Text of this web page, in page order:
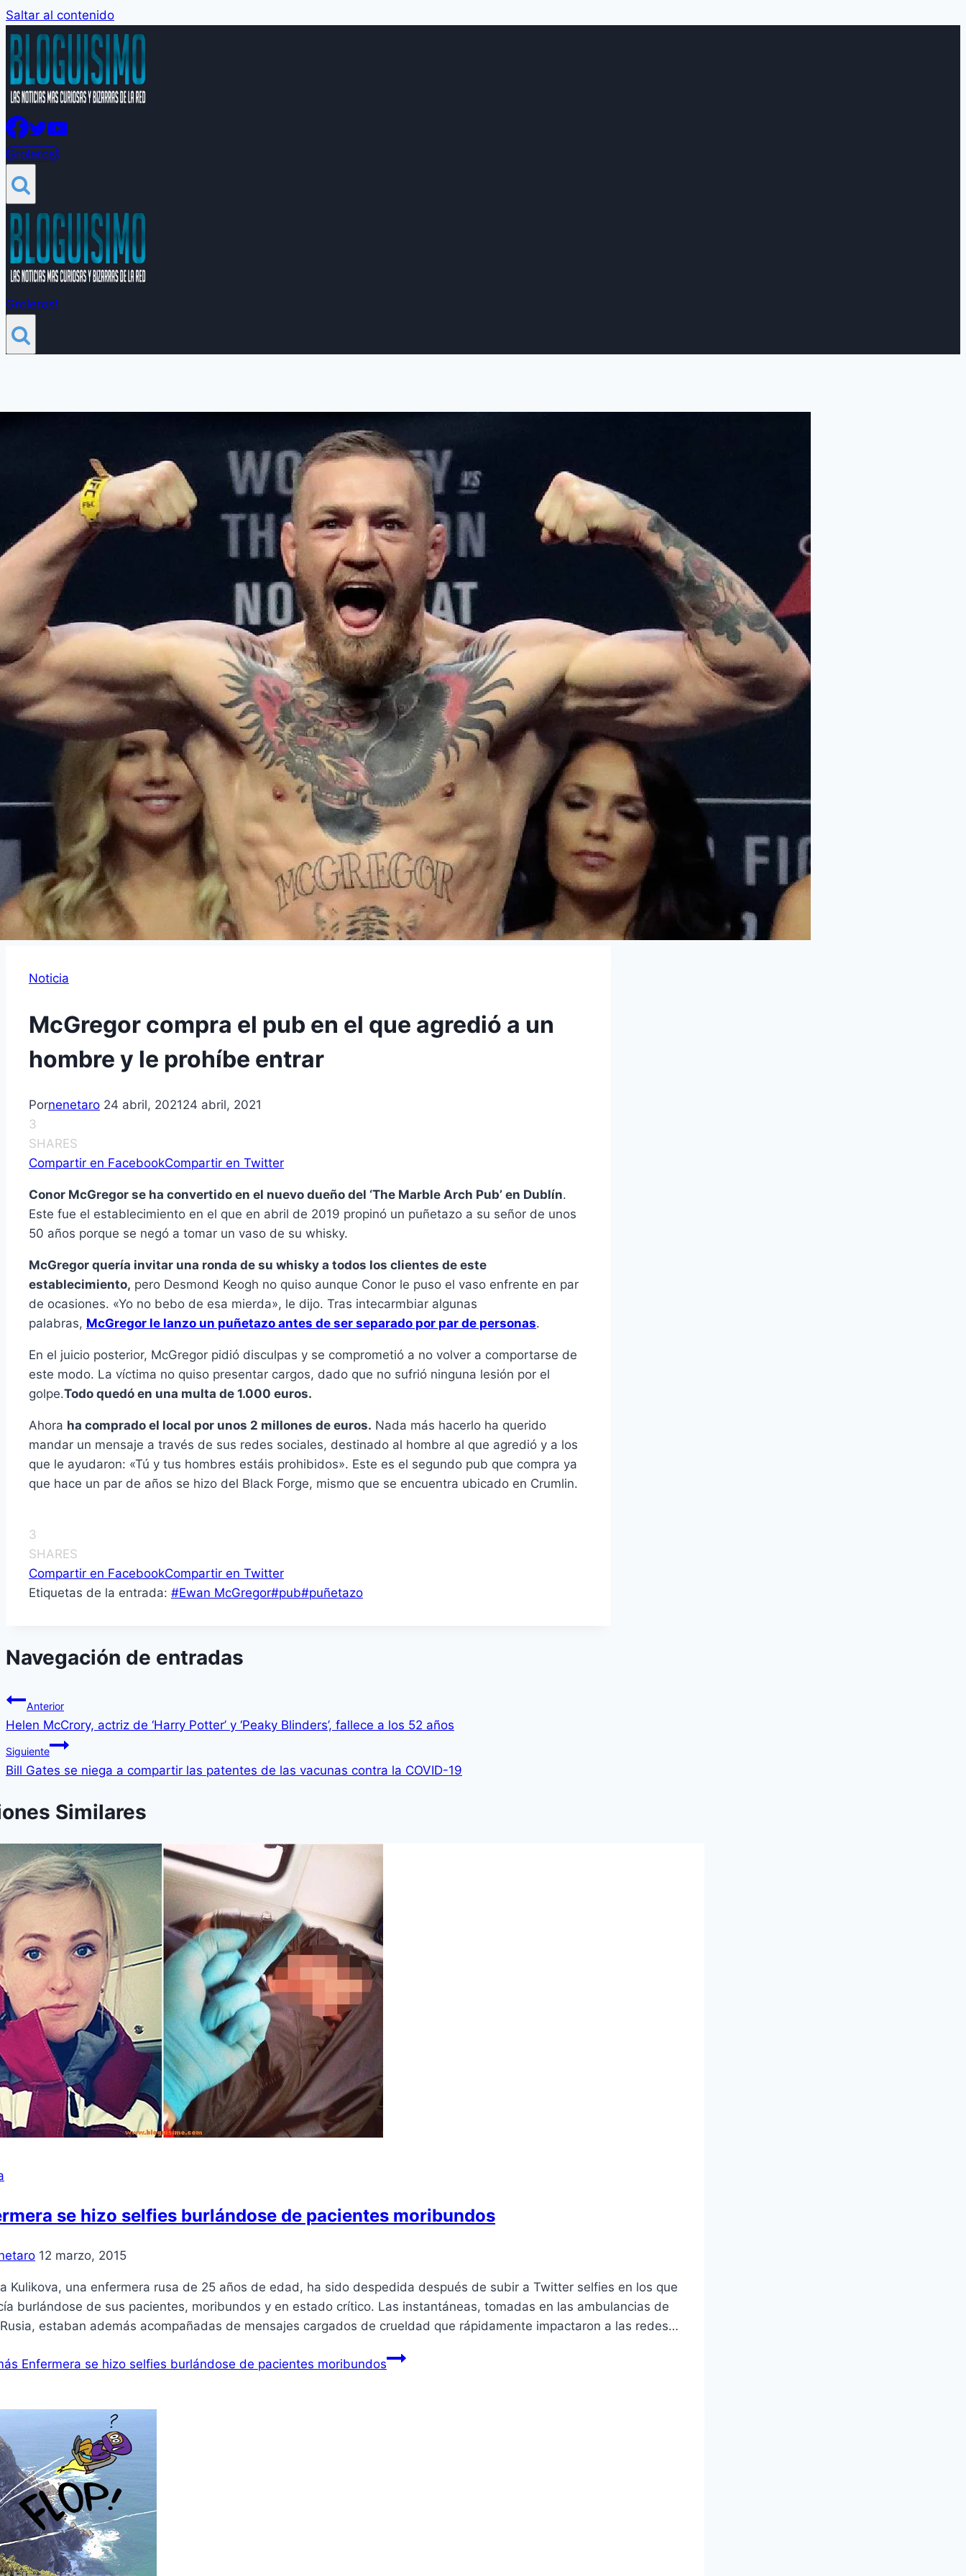
Saltar al contenido
Groleros!
Groleros!
Noticia
McGregor compra el pub en el que agredió a un
hombre y le prohíbe entrar
Pornenetaro 24 abril, 202124 abril, 2021
3
SHARES
Compartir en FacebookCompartir en Twitter
Conor McGregor se ha convertido en el nuevo dueño del ‘The Marble Arch Pub’ en Dublín.
Este fue el establecimiento en el que en abril de 2019 propinó un puñetazo a su señor de unos
50 años porque se negó a tomar un vaso de su whisky.
McGregor quería invitar una ronda de su whisky a todos los clientes de este
establecimiento, pero Desmond Keogh no quiso aunque Conor le puso el vaso enfrente en par
de ocasiones. «Yo no bebo de esa mierda», le dijo. Tras intecarmbiar algunas
palabras, McGregor le lanzo un puñetazo antes de ser separado por par de personas.
En el juicio posterior, McGregor pidió disculpas y se comprometió a no volver a comportarse de
este modo. La víctima no quiso presentar cargos, dado que no sufrió ninguna lesión por el
golpe.Todo quedó en una multa de 1.000 euros.
Ahora ha comprado el local por unos 2 millones de euros. Nada más hacerlo ha querido
mandar un mensaje a través de sus redes sociales, destinado al hombre al que agredió y a los
que le ayudaron: «Tú y tus hombres estáis prohibidos». Este es el segundo pub que compra ya
que hace un par de años se hizo del Black Forge, mismo que se encuentra ubicado en Crumlin.
3
SHARES
Compartir en FacebookCompartir en Twitter
Etiquetas de la entrada: #Ewan McGregor#pub#puñetazo
Navegación de entradas
Anterior
Helen McCrory, actriz de ‘Harry Potter’ y ‘Peaky Blinders’, fallece a los 52 años
Siguiente
Bill Gates se niega a compartir las patentes de las vacunas contra la COVID-19
Similares
se hizo selfies burlándose de pacientes moribundos
12 marzo, 2015
Kulikova, una enfermera rusa de 25 años de edad, ha sido despedida después de subir a Twitter selfies en los que
burlándose de sus pacientes, moribundos y en estado crítico. Las instantáneas, tomadas en las ambulancias de
estaban además acompañadas de mensajes cargados de crueldad que rápidamente impactaron a las redes…
Enfermera se hizo selfies burlándose de pacientes moribundos